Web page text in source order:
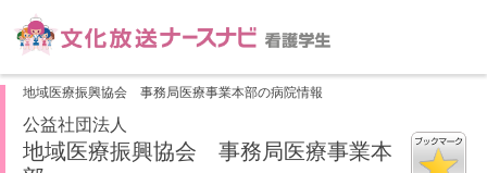
地域医療振興協会 事務局医療事業本部の病院情報
公益社団法人
地域医療振興協会 事務局医療事業本